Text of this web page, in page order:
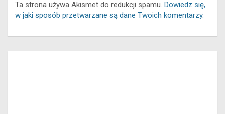
Ta strona używa Akismet do redukcji spamu. Dowiedz się,
w jaki sposób przetwarzane są dane Twoich komentarzy.